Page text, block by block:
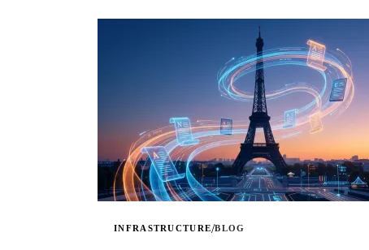
INFRASTRUCTURE/BLOG